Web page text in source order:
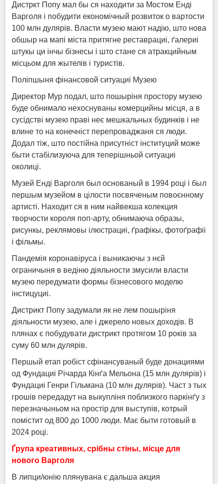
Дистркт Попу мал бы ся находити за Мостом Енді
Варголя і побудити економічный розвиток о вартости
100 млн дулярів. Власти музею мают надію, што нова
обшыр на мапі міста притягне реставрациі, ґалериі
штукы ци інчы бізнесы і што стане ся атракцийным
місцьом для жытелів і туристів.
Поліпшыня фінансовой ситуациі Музею
Директор Мур подал, што пошыріня простору музею
буде обнимало нехоснуваны комерцийны місця, а в
сусідстві музею праві неє мешкальных будинків і не
влине то на конечніст перепроваджаня ся люди.
Додал тіж, што постійна присутніст інституций може
быти стабілизуюча для теперішньой ситуациі
околиці.
Музей Енді Варголя был основаный в 1994 році і был
першым музейом в цілости посвяченым повоєнному
артисті. Находит ся в ним найвекша колекция
творчости короля поп-арту, обнимаюча образы,
рисункы, реклямовы ілюстрациі, ґрафікы, фотоґрафіі
і фільмы.
Пандемія коронавіруса і выникаючы з нєй
ограничыня в ведіню діяльности змусили власти
музею передумати формы бізнесового моделю
інстицуциі.
Дистрикт Попу задумали як не лем пошыріня
діяльности музею, але і джерело новых доходів. В
плянах є побудувати дистрикт протягом 10 років за
суму 60 млн дулярів.
Першый етап робіст сфінансуваный буде донациями
од Фундациі Річарда Кінґа Мельона (15 млн дулярів) і
Фундациі Генри Гільмана (10 млн дулярів). Част з тых
грошів передадут на выкупліня поблизкого паркінґу з
перезначыньом на простір для выступів, котрый
помістит од 800 до 1000 люди. Має быти готовый в
2024 році.
Ґрупа креативных, срібны стіны, місце для
нового Варголя
В липци/юнію плянувана є дальша акция